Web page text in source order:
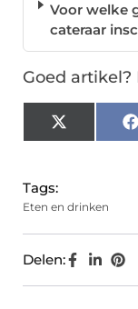
Voor welke
cateraar
Goed
X
(Twitter)
Tags:
Eten en drinken
Delen: